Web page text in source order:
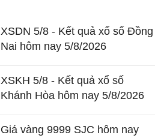
XSDN 5/8 - Kết quả xổ số Đồng
Nai hôm nay 5/8/2026
XSKH 5/8 - Kết quả xổ số
Khánh Hòa hôm nay 5/8/2026
Giá vàng 9999 SJC hôm nay